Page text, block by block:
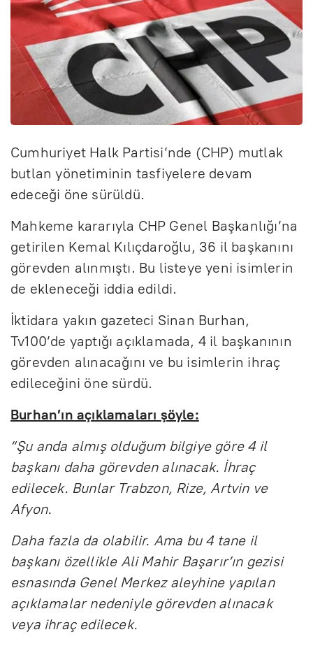
Cumhuriyet Halk Partisi’nde (CHP) mutlak
butlan yönetiminin tasfiyelere devam
edeceği öne sürüldü.
Mahkeme kararıyla CHP Genel Başkanlığı’na
getirilen Kemal Kılıçdaroğlu, 36 il başkanını
görevden alınmıştı. Bu listeye yeni isimlerin
de ekleneceği iddia edildi.
İktidara yakın gazeteci Sinan Burhan,
Tv100’de yaptığı açıklamada, 4 il başkanının
görevden alınacağını ve bu isimlerin ihraç
edileceğini öne sürdü.
Burhan’ın açıklamaları şöyle:
“Şu anda almış olduğum bilgiye göre 4 il
başkanı daha görevden alınacak. İhraç
edilecek. Bunlar Trabzon, Rize, Artvin ve
Afyon.
Daha fazla da olabilir. Ama bu 4 tane il
başkanı özellikle Ali Mahir Başarır’ın gezisi
esnasında Genel Merkez aleyhine yapılan
açıklamalar nedeniyle görevden alınacak
veya ihraç edilecek.